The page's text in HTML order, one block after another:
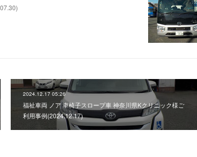
2024.12.17 05:26
福祉車両 ノア 車椅子スロープ車 神奈川県Kクリニック様ご
利用事例(2024.12.17)